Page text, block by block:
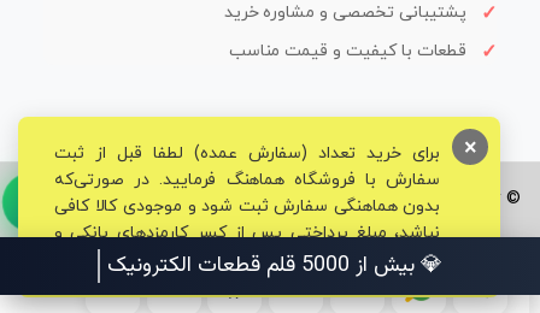
پشتیبانی تخصصی و مشاوره خرید
قطعات با کیفیت و قیمت مناسب
© تمامی حقوق برای فروشگاه تخصصی قم الکترونیک محفوظ می‌باشد.
برای خرید تعداد (سفارش عمده) لطفا قبل از ثبت
سفارش با فروشگاه هماهنگ فرمایید. در صورتی‌که
بدون هماهنگی سفارش ثبت شود و موجودی کالا کافی
نباشد، مبلغ پرداختی پس از کسر کارمزدهای بانکی و
مالیاتی به حساب شما بازگشت داده خواهد شد.
×
💎 بیش از 5000 قلم قطعا